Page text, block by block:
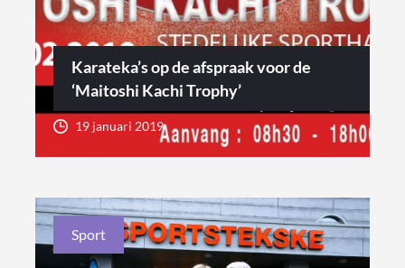
Karateka’s op de afspraak voor de
‘Maitoshi Kachi Trophy’
19 januari 2019
Sport